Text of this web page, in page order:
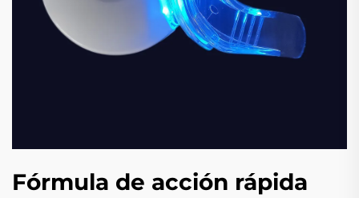
Fórmula de acción rápida